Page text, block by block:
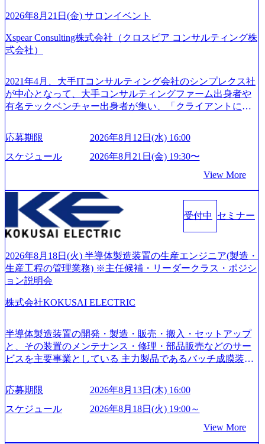
2026年8月21日(金) サロンイベント
Xspear Consulting株式会社（クロスピア コンサルティング株
式会社）
2021年4月、大手ITコンサルティング会社のシンプレクス社
が中心となって、大手コンサルティングファーム出身者や
有名テックベンチャー出身者が集い、「クライアントにと
い」という想いの下で立ち上げた新鋭ファーム テクノロジ
ーがビジネスの成功に大きな影響力を持つDX時代におい
て、20年以上にわたってFintech業界を中心に最先端テクノ
つ、あらゆる業種・業界のクライアントの企業価値の最大
化を支援するために、戦略策定、組織改革、人材育成、業
務改善、実行支援などのコンサルティングサービスを一気
通貫で提供するのが特徴（いわゆる総合コンサルティング
ファーム） 社名の由来は”DXエリアにSpir（槍）を指して
ていく”という位置づけ 一昔前は金融が強い企業として認知
されていたが、現在金融の売上割合は全体の3割。現在はTo
C事業を始め、パブリック、製造業、通信、エンタメ、教
はあるが、社員の興味のある分野やスキルを活用したいな
着けたい方でも幅広に経験を積みたい方でも、キャリア形
成が柔軟に可能な環境である。 https://storage.googleapis.com/
our-vision-production.appspot.com/public/images/20240925204135
_93b1bff3-f71c-4bc9-8bd9-72a8a4826007_1200x554.webp https://
mages/20250502152751_46c65543-87ef-4e86-a85a-8649e1c532f9
_956x512.webp https://storage.googleapis.com/our-vision-producti
on.appspot.com/public/images/20250502152804_ba6aaa1a-9ffc-4f
m/our-vision-production.appspot.com/public/images/202505021528
応募期限
2026年8月12日(水) 16:00
スケジュール
2026年8月21日(金) 19:30〜
View More
受付中 セミナー
2026年8月18日(火) 半導体製造装置の生産エンジニア(製造・
生産工程の管理業務) ※主任候補・リーダークラス・ポジシ
ョン説明会
株式会社KOKUSAI ELECTRIC
半導体製造装置の開発・製造・販売・搬入・セットアップ
と、その装置のメンテナンス・修理・部品販売などのサー
ビスを主要事業としている 主力製品であるバッチ成膜装置
世界トップクラスのシェアを有している 技術と対話を通じ
て未来を創造し、社会課題の解決に貢献することを目指し
ている Mission:私たちの技術/私たちの対話 Vision:夢を未来
話 IoT社会の浸透、AIの加速等により半導体需要は世界中で
応募期限
2026年8月13日(木) 16:00
スケジュール
2026年8月18日(火) 19:00～
View More